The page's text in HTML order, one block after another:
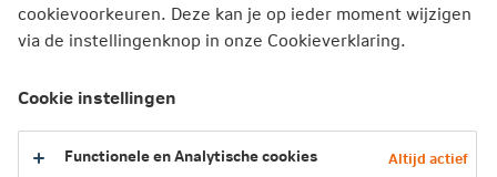
2026
Terug naar het overzicht van vergoedingen
cookievoorkeuren. Deze kan je op ieder moment wijzigen
via de instellingenknop in onze Cookieverklaring.
Cookie instellingen
Functionele en Analytische cookies Altijd actief